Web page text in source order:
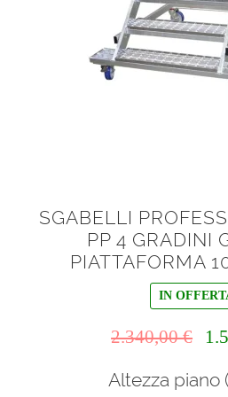
SGABELLI
PP 4 GRADINI
PIATTAFORMA
IN
2.340,00€
Altezza piano